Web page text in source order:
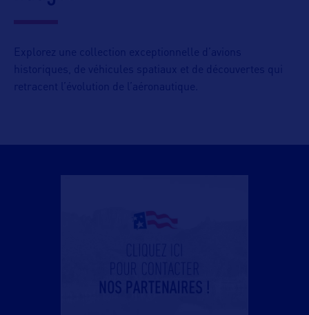
Explorez une collection exceptionnelle d’avions
historiques, de véhicules spatiaux et de découvertes qui
retracent l’évolution de l’aéronautique.